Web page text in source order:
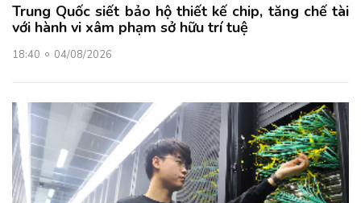
Trung Quốc siết bảo hộ thiết kế chip, tăng chế tài
với hành vi xâm phạm sở hữu trí tuệ
18:40 04/08/2026